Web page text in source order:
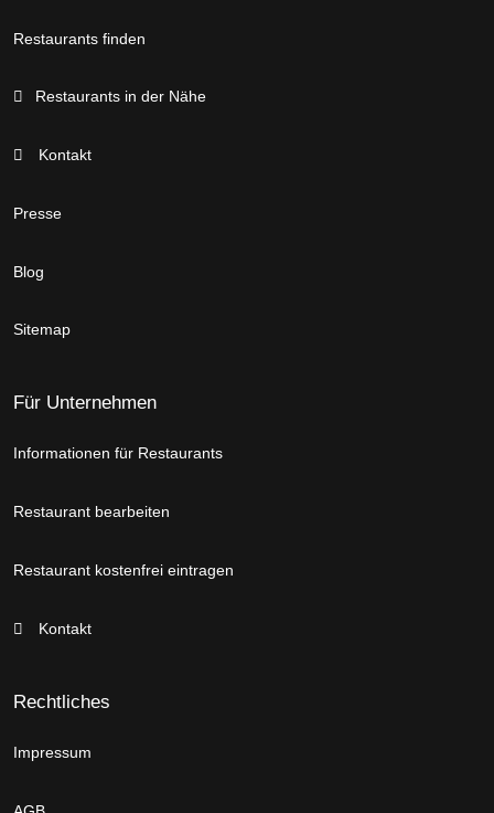
Restaurants finden
Restaurants in der Nähe
Kontakt
Presse
Blog
Sitemap
Für Unternehmen
Informationen für Restaurants
Restaurant bearbeiten
Restaurant kostenfrei eintragen
Kontakt
Rechtliches
Impressum